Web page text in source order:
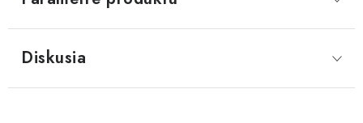
Diskusia